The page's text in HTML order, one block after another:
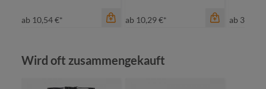
ab 10,54 €* ab 10,29 €* ab 39,36
Produktgalerie überspringen
Wird oft zusammengekauft